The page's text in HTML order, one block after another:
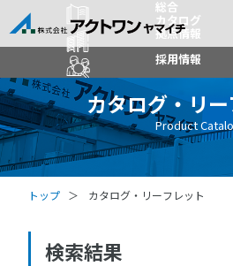
総合
カタログ
拠点情報
採用情報
カタログ・リ
Product
トップ カタログ・リーフレット
検索結果